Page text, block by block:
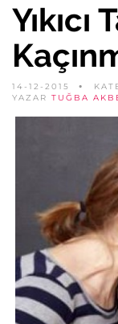
14-12-2015
YAZAR TUĞBA